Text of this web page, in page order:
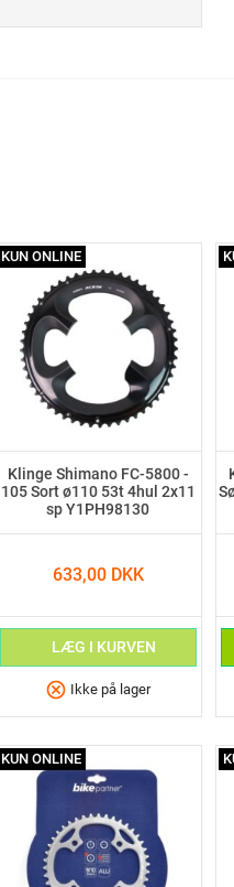
Klinge Shimano FC-5800 -
105 Sort ø110 53t 4hul 2x11
sp Y1PH98130
633,00 DKK
LÆG I KURVEN
cancel Ikke på lager
KUN ONLINE
KUN ONLINE